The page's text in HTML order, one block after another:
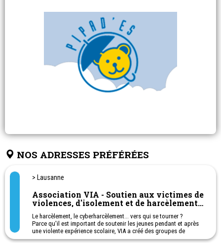
NOS ADRESSES PRÉFÉRÉES
> Lausanne
Association VIA - Soutien aux victimes de
violences, d'isolement et de harcèlement
à l'école
Le harcèlement, le cyberharcèlement... vers qui se tourner ?
Parce qu'il est important de soutenir les jeunes pendant et après
une violente expérience scolaire, VIA a créé des groupes de
soutien pour des jeunes qui sont touchés par ces violences. Cela